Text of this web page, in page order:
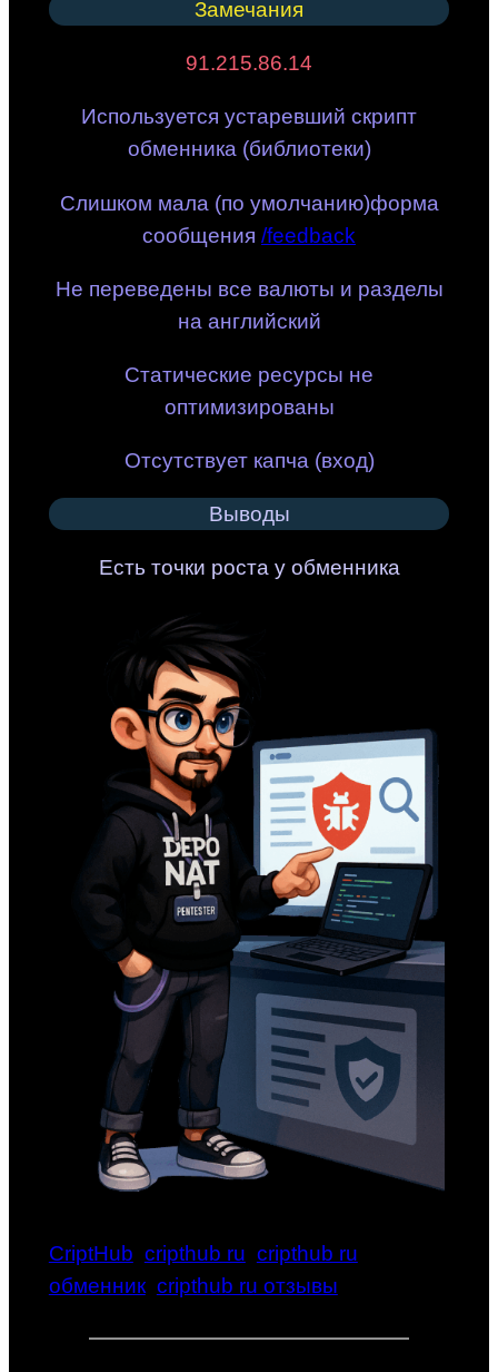
Замечания
91.215.86.14
Используется устаревший скрипт
обменника (библиотеки)
Слишком мала (по умолчанию)форма
сообщения /feedback
Не переведены все валюты и разделы
на английский
Статические ресурсы не
оптимизированы
Отсутствует капча (вход)
Выводы
Есть точки роста у обменника
CriptHub cripthub ru cripthub ru
обменник cripthub ru отзывы